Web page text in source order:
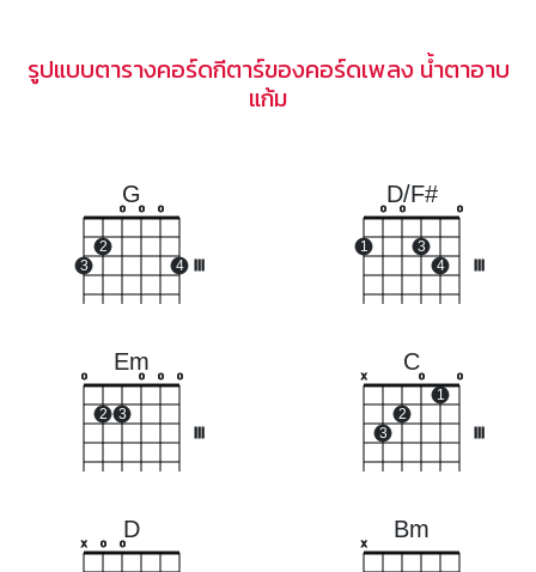
รูปแบบตารางคอร์ดกีตาร์ของคอร์ดเพลง น้ำตาอาบ
แก้ม
G
3
2
o o o
4
D/F#
1
o o
3
4
o
Em
o
2 3
o o o
C
x
3
2
o
1
o
D
x o o
Bm
x